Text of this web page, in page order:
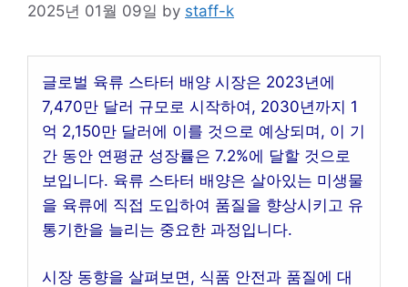
2025년 01월 09일 by staff-k
글로벌 육류 스타터 배양 시장은 2023년에
7,470만 달러 규모로 시작하여, 2030년까지 1
억 2,150만 달러에 이를 것으로 예상되며, 이 기
간 동안 연평균 성장률은 7.2%에 달할 것으로
보입니다. 육류 스타터 배양은 살아있는 미생물
을 육류에 직접 도입하여 품질을 향상시키고 유
통기한을 늘리는 중요한 과정입니다.
시장 동향을 살펴보면, 식품 안전과 품질에 대